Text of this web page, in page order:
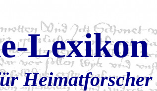
Lexikon
Heimatforscher